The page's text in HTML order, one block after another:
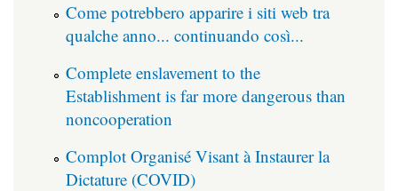
Come potrebbero apparire i siti web tra
qualche anno... continuando così...
Complete enslavement to the
Establishment is far more dangerous than
noncooperation
Complot Organisé Visant à Instaurer la
Dictature (COVID)